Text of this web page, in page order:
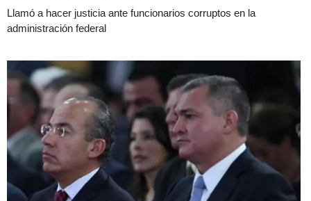
Llamó a hacer justicia ante funcionarios corruptos en la
administración federal